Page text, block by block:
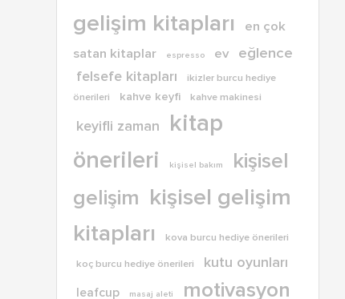
gelişim kitapları
en çok
satan kitaplar
espresso ev eğlence
felsefe kitapları
ikizler burcu hediye
önerileri
kahve keyfi kahve makinesi
keyifli zaman
kitap
önerileri
kişisel bakım
kişisel
gelişim
kişisel gelişim
kitapları
kova burcu hediye önerileri
koç burcu hediye önerileri kutu oyunları
leafcup masaj aleti motivasyon